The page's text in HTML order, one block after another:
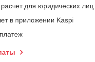
для юридических лиц
в приложении Kaspi